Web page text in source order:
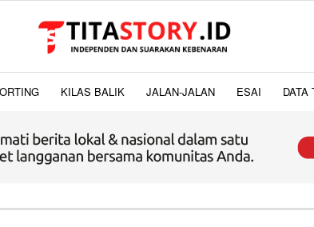
KILAS BALIK JALAN-JALAN ESAI DATA